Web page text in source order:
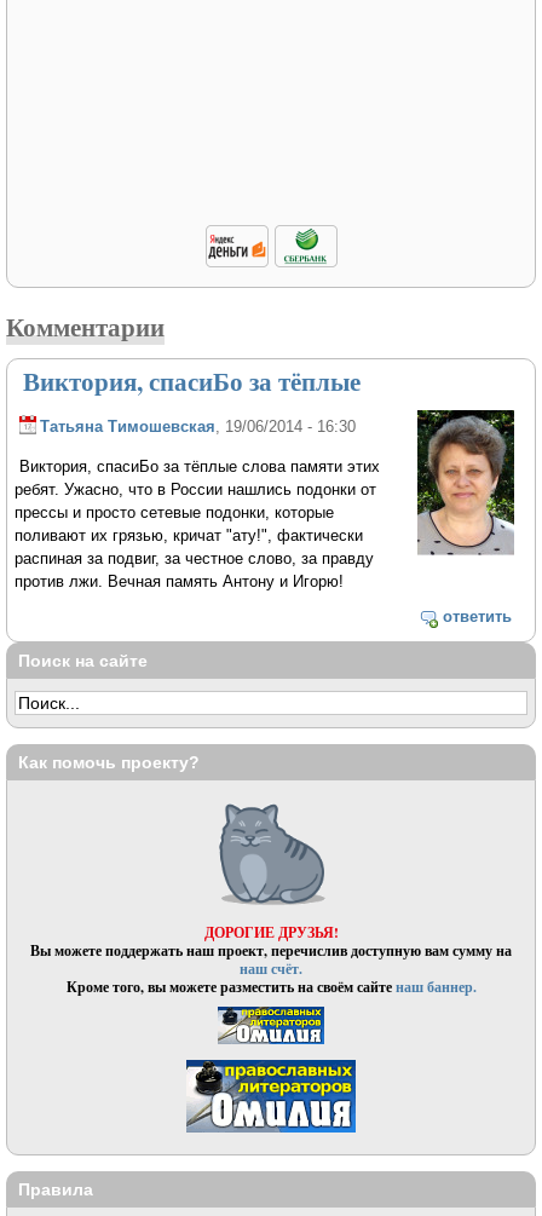
Комментарии
Виктория, спасиБо за тёплые
Татьяна Тимошевская, 19/06/2014 - 16:30
Виктория, спасиБо за тёплые слова памяти этих
ребят. Ужасно, что в России нашлись подонки от
прессы и просто сетевые подонки, которые
поливают их грязью, кричат "ату!", фактически
распиная за подвиг, за честное слово, за правду
против лжи. Вечная память Антону и Игорю!
ответить
Поиск на сайте
Как помочь проекту?
ДОРОГИЕ ДРУЗЬЯ!
Вы можете поддержать наш проект, перечислив доступную вам сумму на
наш счёт.
Кроме того, вы можете разместить на своём сайтенаш баннер.
Правила